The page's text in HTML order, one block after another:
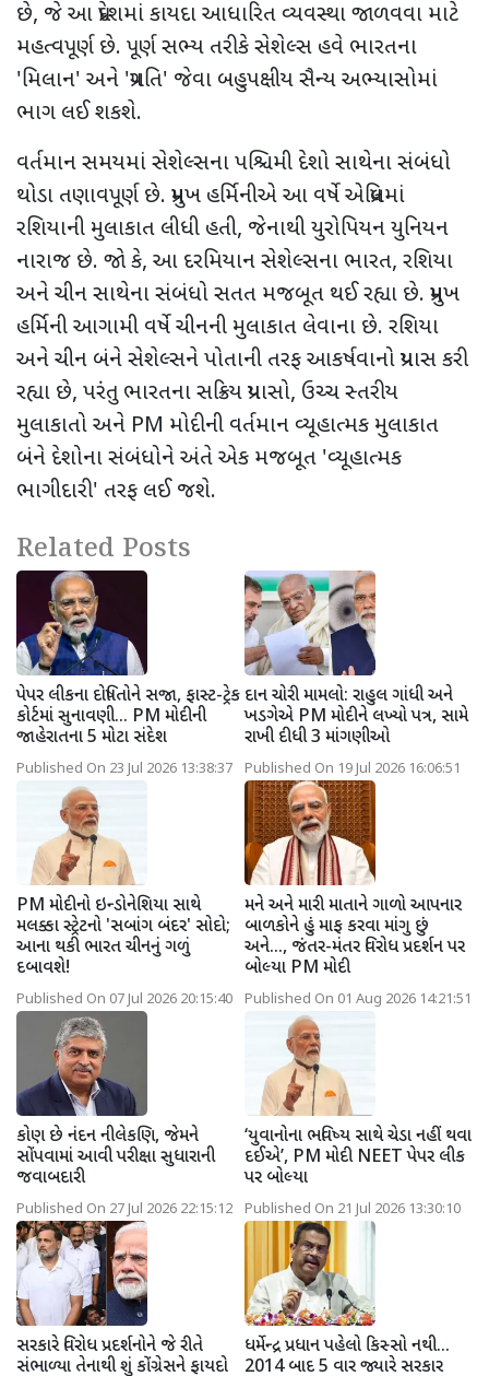
છે, જે આ પ્રદેશમાં કાયદા આધારિત વ્યવસ્થા જાળવવા માટે
મહત્વપૂર્ણ છે. પૂર્ણ સભ્ય તરીકે સેશેલ્સ હવે ભારતના
'મિલાન' અને 'પ્રગતિ' જેવા બહુપક્ષીય સૈન્ય અભ્યાસોમાં
ભાગ લઈ શકશે.
વર્તમાન સમયમાં સેશેલ્સના પશ્ચિમી દેશો સાથેના સંબંધો
થોડા તણાવપૂર્ણ છે. પ્રમુખ હર્મિનીએ આ વર્ષે એપ્રિલમાં
રશિયાની મુલાકાત લીધી હતી, જેનાથી યુરોપિયન યુનિયન
નારાજ છે. જો કે, આ દરમિયાન સેશેલ્સના ભારત, રશિયા
અને ચીન સાથેના સંબંધો સતત મજબૂત થઈ રહ્યા છે. પ્રમુખ
હર્મિની આગામી વર્ષે ચીનની મુલાકાત લેવાના છે. રશિયા
અને ચીન બંને સેશેલ્સને પોતાની તરફ આકર્ષવાનો પ્રયાસ કરી
રહ્યા છે, પરંતુ ભારતના સક્રિય પ્રયાસો, ઉચ્ચ સ્તરીય
મુલાકાતો અને PM મોદીની વર્તમાન વ્યૂહાત્મક મુલાકાત
બંને દેશોના સંબંધોને અંતે એક મજબૂત 'વ્યૂહાત્મક
ભાગીદારી' તરફ લઈ જશે.
Related Posts
પેપર લીકના દોષિતોને સજા, ફાસ્ટ-ટ્રેક
કોર્ટમાં સુનાવણી... PM મોદીની
જાહેરાતના 5 મોટા સંદેશ
Published On 23 Jul 2026 13:38:37
દાન ચોરી મામલો: રાહુલ ગાંધી અને
ખડગેએ PM મોદીને લખ્યો પત્ર, સામે
રાખી દીધી 3 માંગણીઓ
Published On 19 Jul 2026 16:06:51
PM મોદીનો ઇન્ડોનેશિયા સાથે
મલક્કા સ્ટ્રેટનો 'સબાંગ બંદર' સોદો;
આના થકી ભારત ચીનનું ગળું
દબાવશે!
Published On 07 Jul 2026 20:15:40
મને અને મારી માતાને ગાળો આપનાર
બાળકોને હું માફ કરવા માંગુ છું
અને..., જંતર-મંતર વિરોધ પ્રદર્શન પર
બોલ્યા PM મોદી
Published On 01 Aug 2026 14:21:51
કોણ છે નંદન નીલેકણિ, જેમને
સોંપવામાં આવી પરીક્ષા સુધારાની
જવાબદારી
Published On 27 Jul 2026 22:15:12
‘યુવાનોના ભવિષ્ય સાથે ચેડા નહીં થવા
દઈએ’, PM મોદી NEET પેપર લીક
પર બોલ્યા
Published On 21 Jul 2026 13:30:10
સરકારે વિરોધ પ્રદર્શનોને જે રીતે
સંભાળ્યા તેનાથી શું કોંગ્રેસને ફાયદો
ધર્મેન્દ્ર પ્રધાન પહેલો કિસ્સો નથી...
2014 બાદ 5 વાર જ્યારે સરકાર